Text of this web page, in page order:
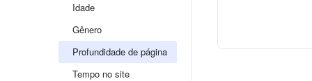
Idade
Gênero
Profundidade de página
Tempo no site